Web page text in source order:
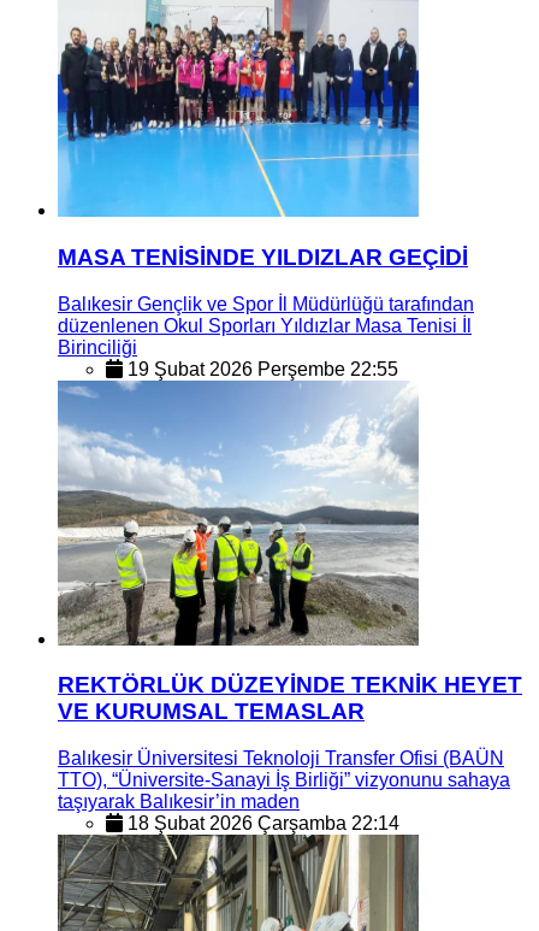
MASA TENİSİNDE YILDIZLAR GEÇİDİ
Balıkesir Gençlik ve Spor İl Müdürlüğü tarafından
düzenlenen Okul Sporları Yıldızlar Masa Tenisi İl
Birinciliği
19 Şubat 2026 Perşembe 22:55
REKTÖRLÜK DÜZEYİNDE TEKNİK HEYET
VE KURUMSAL TEMASLAR
Balıkesir Üniversitesi Teknoloji Transfer Ofisi (BAÜN
TTO), “Üniversite-Sanayi İş Birliği” vizyonunu sahaya
taşıyarak Balıkesir’in maden
18 Şubat 2026 Çarşamba 22:14